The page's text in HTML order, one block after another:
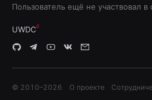
Пользователь ещё не участвовал в
UWDC
© 2010–2026 О проекте